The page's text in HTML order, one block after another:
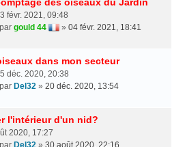
févr. 2021, 09:48
gould 44 » 04 févr. 2021, 18:41
dans mon secteur
déc. 2020, 20:38
Del32 » 20 déc. 2020, 13:54
l'intérieur d'un nid?
2020, 17:27
Del32 » 30 août 2020, 22:16